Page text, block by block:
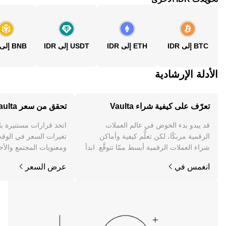
BTC إلى IDR ETH إلى IDR USDT إلى IDR BNB إلى IDR
الأدلة الإرشادية
تعرّف على كيفية شراء Vaulta
قد يبدو بدء الخوض في عالم العملات
الرقمية مربكًا، لكن تعلُّم كيفية وأماكن
شراء العملات الرقمية أبسط ممّا تتوقَّع. ابدأ
الويب.
انغمس في
تحقق من سعر Vaulta
اتخذ قرارات
ومعنويات المجتمع
عرض السعر